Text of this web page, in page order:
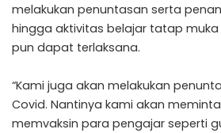
melakukan penuntasan serta
hingga aktivitas belajar tatap
pun dapat terlaksana.
“Kami juga akan melakukan
Covid. Nantinya kami akan
memvaksin para pengajar seperti